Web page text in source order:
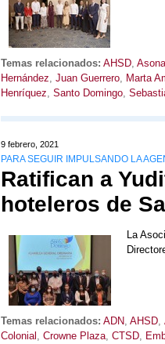
Temas relacionados: AHSD,
Hernández, Juan Guerrero, Marta
Henríquez, Santo Domingo,
9 febrero, 2021
PARA SEGUIR IMPULSANDO LA
Ratifican a
hoteleros de
La
Temas relacionados: ADN, AHSD,
Colonial , Crowne Plaza, CTSD,